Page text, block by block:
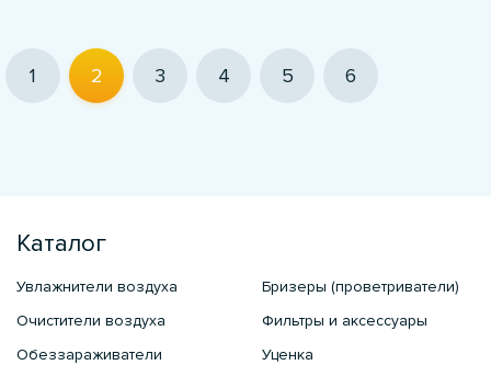
1 2 3 4 5 6
Каталог
Увлажнители воздуха
Очистители воздуха
Обеззараживатели
Бризеры (проветриватели)
Фильтры и аксессуары
Уценка